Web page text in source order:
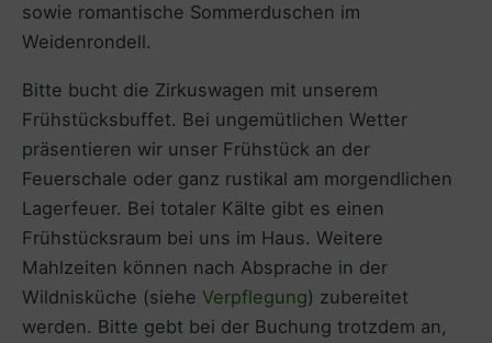
sowie romantische Sommerduschen im
Weidenrondell.
Bitte bucht die Zirkuswagen mit unserem
Frühstücksbuffet. Bei ungemütlichen Wetter
präsentieren wir unser Frühstück an der
Feuerschale oder ganz rustikal am morgendlichen
Lagerfeuer. Bei totaler Kälte gibt es einen
Frühstücksraum bei uns im Haus. Weitere
Mahlzeiten können nach Absprache in der
Wildnisküche (siehe Verpflegung) zubereitet
werden. Bitte gebt bei der Buchung trotzdem an,